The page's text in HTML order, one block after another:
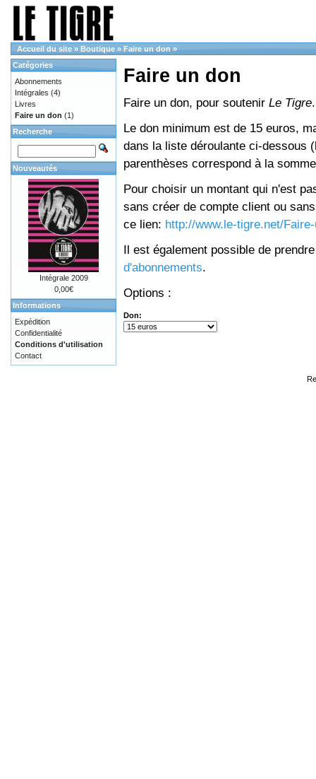
Accueil du site » Boutique » Faire un don »
Faire un don
Faire un don, pour soutenir Le Tigre.
Le don minimum est de 15 euros,
dans la liste déroulante ci-dessous
parenthèses correspond à la
Pour choisir un montant qui n'est
sans créer de compte client ou
ce lien: http://www.le-tigre.net/
Il est également possible de
d'abonnements.
Options :
Don:
Catégories
Abonnements
Intégrales (4)
Livres
Faire un don (1)
Recherche
Nouveautés
Intégrale 2009
0,00€
Informations
Expédition
Confidentialité
Conditions d'utilisation
Contact